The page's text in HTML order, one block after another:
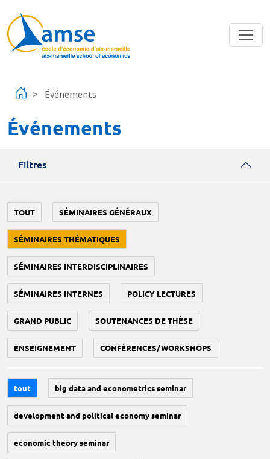
Événements
Événements
Filtres
TOUT SÉMINAIRES GÉNÉRAUX
SÉMINAIRES THÉMATIQUES
SÉMINAIRES INTERDISCIPLINAIRES
SÉMINAIRES INTERNES POLICY LECTURES
GRAND PUBLIC SOUTENANCES DE THÈSE
ENSEIGNEMENT CONFÉRENCES/WORKSHOPS
tout big data and econometrics seminar
development and political economy seminar
economic theory seminar